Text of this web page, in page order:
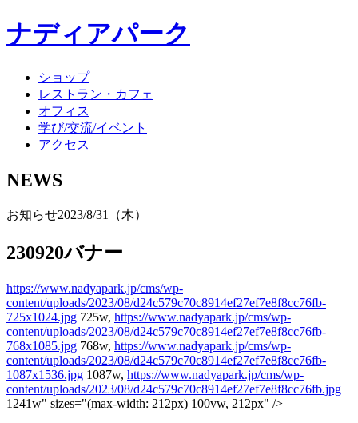
ナディアパーク
ショップ
レストラン・カフェ
オフィス
学び/交流/イベント
アクセス
NEWS
お知らせ2023/8/31（木）
230920バナー
https://www.nadyapark.jp/cms/wp-
content/uploads/2023/08/d24c579c70c8914ef27ef7e8f8cc76fb-
725x1024.jpg 725w, https://www.nadyapark.jp/cms/wp-
content/uploads/2023/08/d24c579c70c8914ef27ef7e8f8cc76fb-
768x1085.jpg 768w, https://www.nadyapark.jp/cms/wp-
content/uploads/2023/08/d24c579c70c8914ef27ef7e8f8cc76fb-
1087x1536.jpg 1087w, https://www.nadyapark.jp/cms/wp-
content/uploads/2023/08/d24c579c70c8914ef27ef7e8f8cc76fb.jpg
1241w" sizes="(max-width: 212px) 100vw, 212px" />